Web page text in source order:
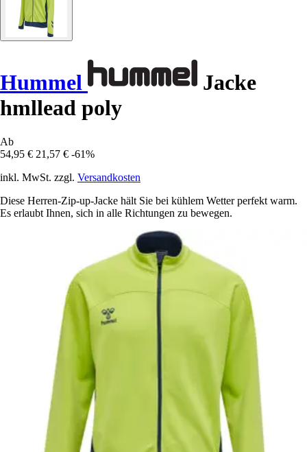
Hummel
Jacke
hmllead poly
Ab
54,95 € 21,57 € -61%
inkl. MwSt. zzgl. Versandkosten
Diese Herren-Zip-up-Jacke hält Sie bei kühlem Wetter perfekt warm.
Es erlaubt Ihnen, sich in alle Richtungen zu bewegen.